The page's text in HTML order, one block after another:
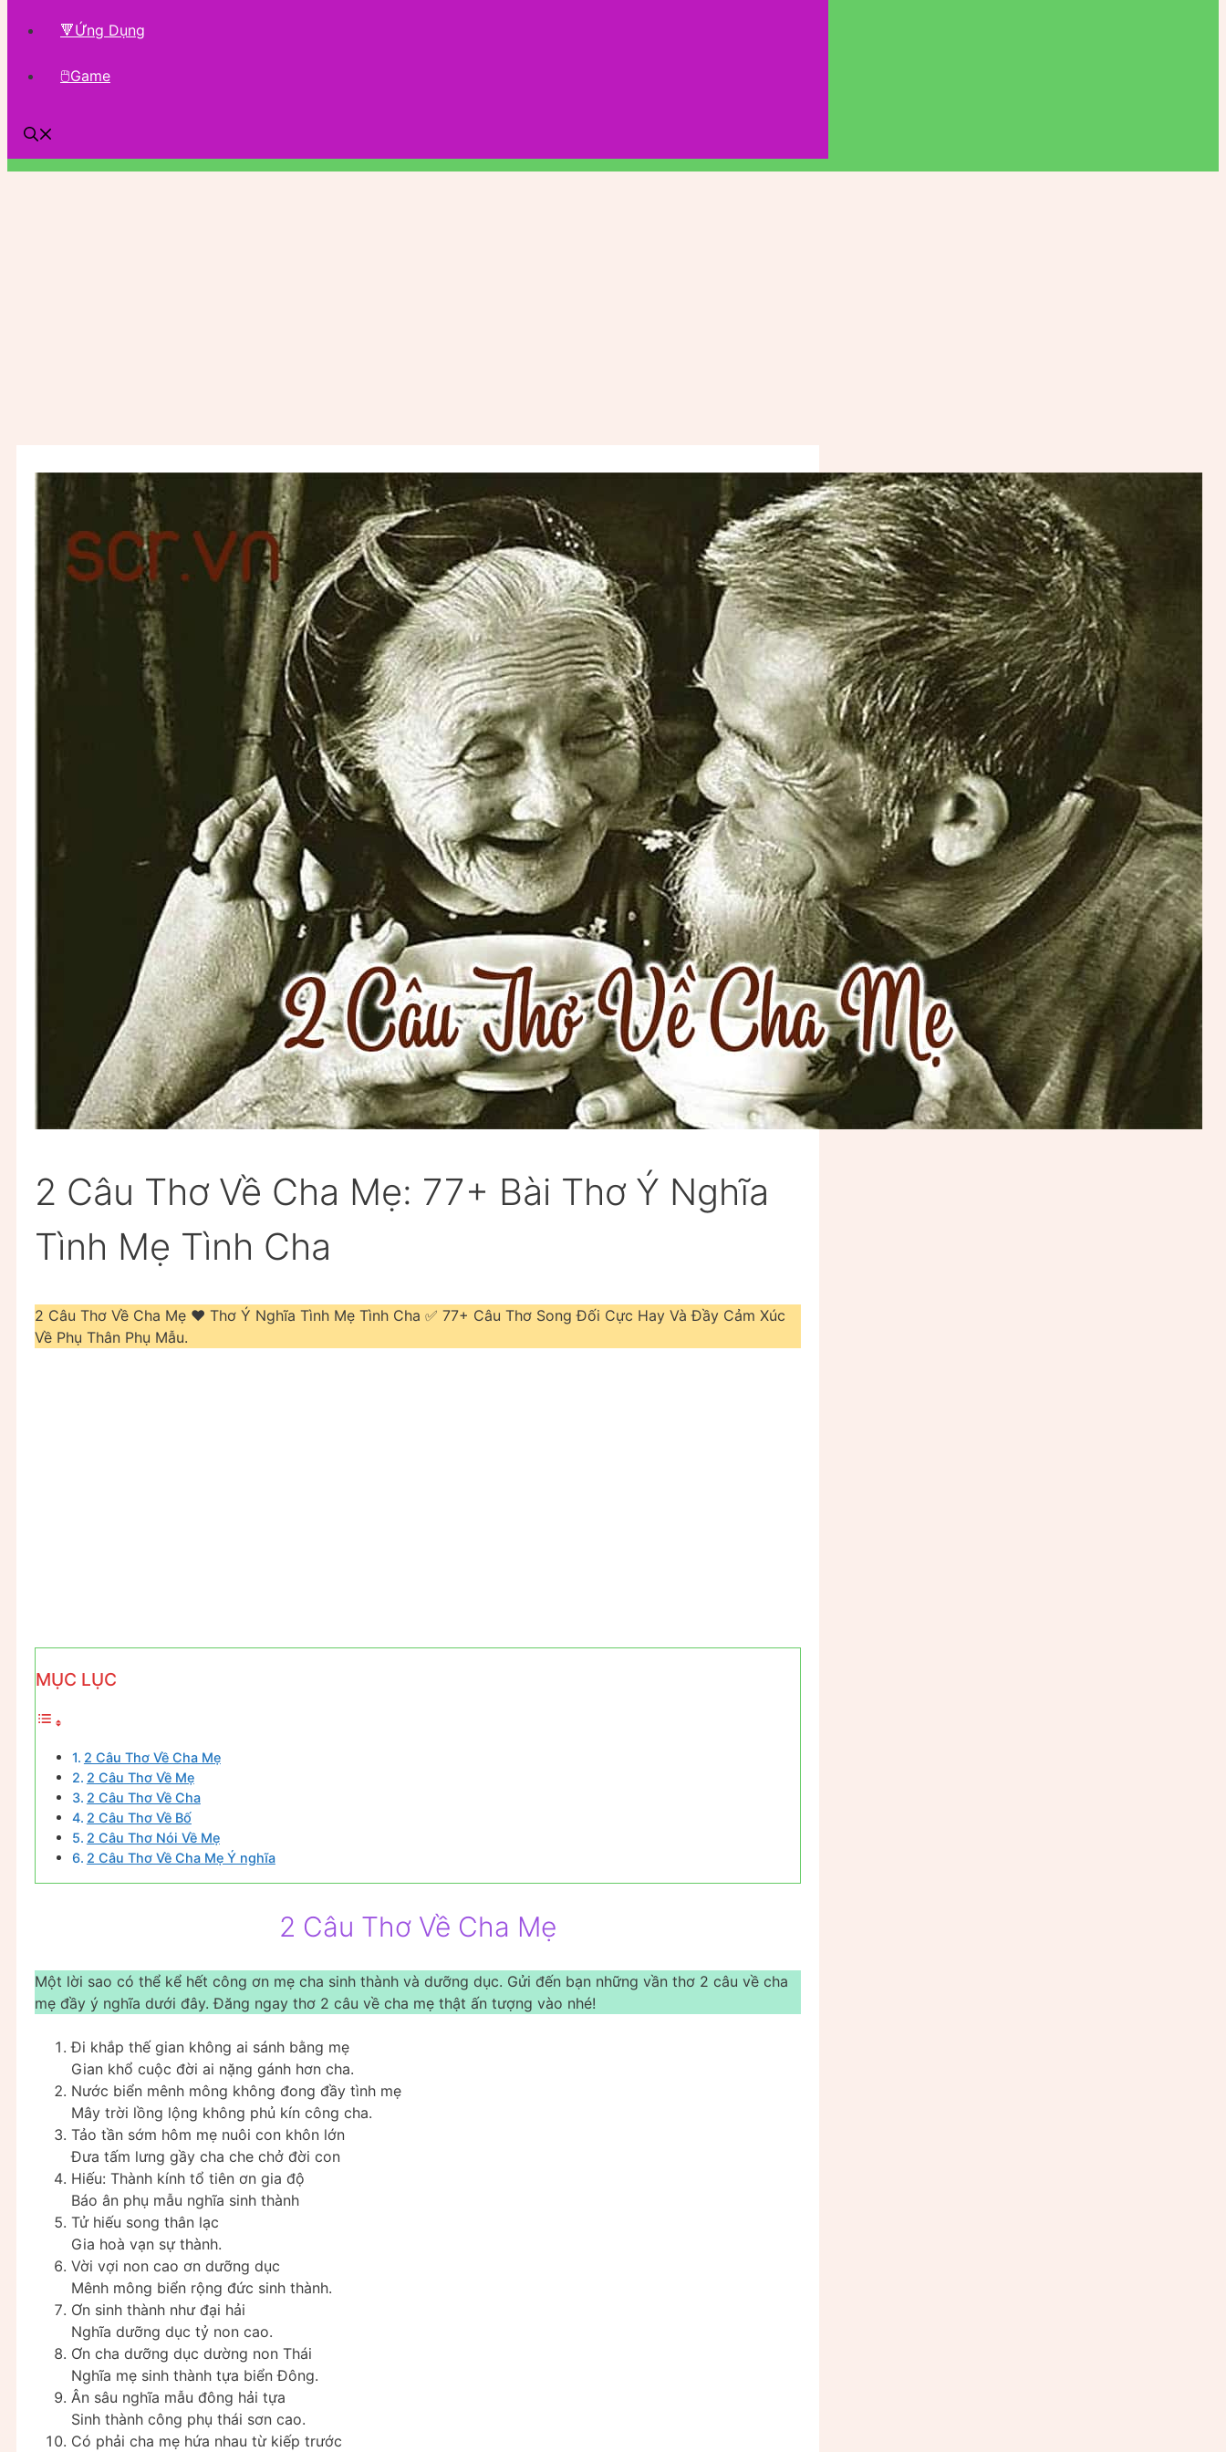
🔻Ứng Dụng
🖱Game
2 Câu Thơ Về Cha Mẹ: 77+ Bài Thơ Ý Nghĩa
Tình Mẹ Tình Cha
2 Câu Thơ Về Cha Mẹ ❤️ Thơ Ý Nghĩa Tình Mẹ Tình Cha ✅ 77+ Câu Thơ Song Đối Cực Hay Và Đầy Cảm Xúc
Về Phụ Thân Phụ Mẫu.
MỤC LỤC
2 Câu Thơ Về Cha Mẹ
2 Câu Thơ Về Mẹ
2 Câu Thơ Về Cha
2 Câu Thơ Về Bố
2 Câu Thơ Nói Về Mẹ
2 Câu Thơ Về Cha Mẹ Ý nghĩa
2 Câu Thơ Về Cha Mẹ
Một lời sao có thể kể hết công ơn mẹ cha sinh thành và dưỡng dục. Gửi đến bạn những vần thơ 2 câu về cha
mẹ đầy ý nghĩa dưới đây. Đăng ngay thơ 2 câu về cha mẹ thật ấn tượng vào nhé!
Đi khắp thế gian không ai sánh bằng mẹ
Gian khổ cuộc đời ai nặng gánh hơn cha.
Nước biển mênh mông không đong đầy tình mẹ
Mây trời lồng lộng không phủ kín công cha.
Tảo tần sớm hôm mẹ nuôi con khôn lớn
Đưa tấm lưng gầy cha che chở đời con
Hiếu: Thành kính tổ tiên ơn gia độ
Báo ân phụ mẫu nghĩa sinh thành
Tử hiếu song thân lạc
Gia hoà vạn sự thành.
Vời vợi non cao ơn dưỡng dục
Mênh mông biển rộng đức sinh thành.
Ơn sinh thành như đại hải
Nghĩa dưỡng dục tỷ non cao.
Ơn cha dưỡng dục dường non Thái
Nghĩa mẹ sinh thành tựa biển Đông.
Ân sâu nghĩa mẫu đông hải tựa
Sinh thành công phụ thái sơn cao.
Có phải cha mẹ hứa nhau từ kiếp trước